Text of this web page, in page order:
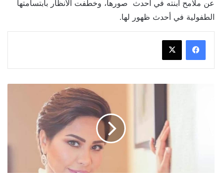
عن ملامح ابنته في احدث صورها، وخطفت الأنظار بابتسامتها
الطفولية في أحدث ظهور لها.